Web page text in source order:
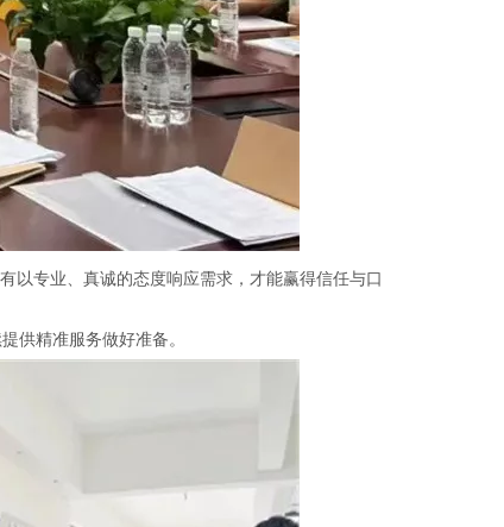
以专业、真诚的态度响应需求，才能赢得信任与口
供精准服务做好准备。